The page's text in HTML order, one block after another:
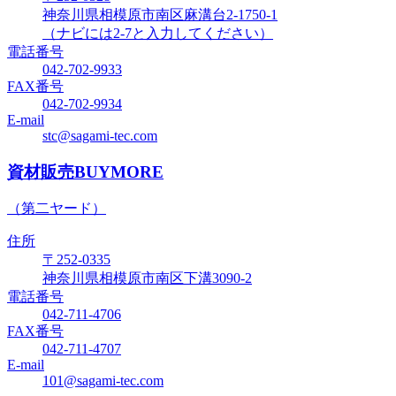
神奈川県相模原市南区麻溝台2-1750-1
（ナビには2-7と入力してください）
電話番号
042-702-9933
FAX番号
042-702-9934
E-mail
stc@sagami-tec.com
資材販売BUYMORE
（第二ヤード）
住所
〒252-0335
神奈川県相模原市南区下溝3090-2
電話番号
042-711-4706
FAX番号
042-711-4707
E-mail
101@sagami-tec.com